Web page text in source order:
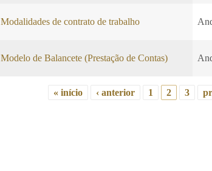
Modalidades de contrato de trabalho
Modelo de Balancete (Prestação de Contas)
« início ‹ anterior 1 2 3